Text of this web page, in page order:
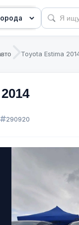
Toyota Estima
290920